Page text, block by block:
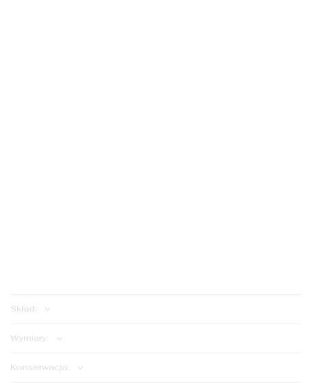
Skład:
Wymiary:
Konserwacja: